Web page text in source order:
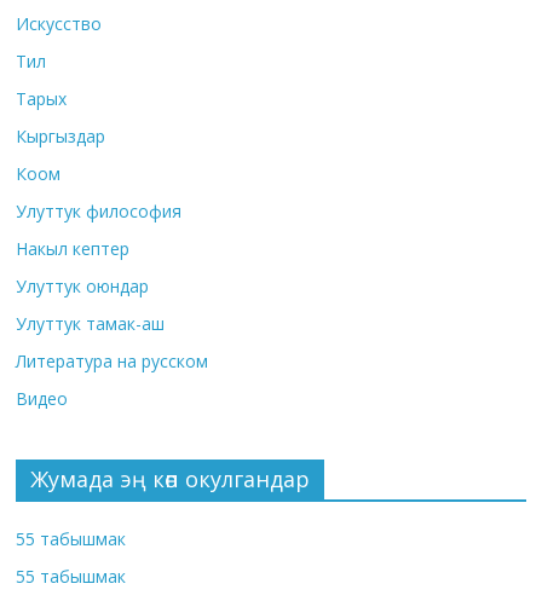
Искусство
Тил
Тарых
Кыргыздар
Коом
Улуттук философия
Накыл кептер
Улуттук оюндар
Улуттук тамак-аш
Литература на русском
Видео
Жумада эң көп окулгандар
55 табышмак
55 табышмак